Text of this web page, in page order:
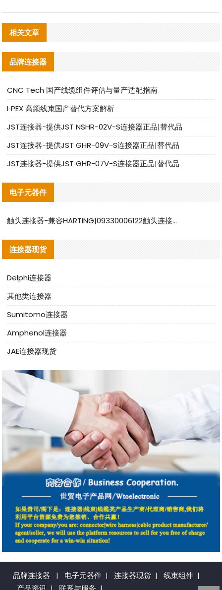
相关文章
品牌连接器
CNC Tech 国产线缆组件评估与量产适配指南
I‑PEX 高频线束国产替代方案解析
JST连接器-提供JST NSHR-02V-S连接器正品|替代品
JST连接器-提供JST GHR-09V-S连接器正品|替代品
JST连接器-提供JST GHR-07V-S连接器正品|替代品
电子元器件
触头连接器-兼容HARTING|09330006122触头连接器替代品说明
连接器现货
Delphi连接器
其他类连接器
Sumitomo连接器
Amphenol连接器
JAE连接器现货
品牌连接器 | 电子元器件 | 连接器现货 | 线束组件 |